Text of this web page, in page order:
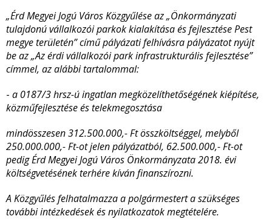
„Érd Megyei Jogú Város Közgyűlése az „Önkormányzati
tulajdonú vállalkozói parkok kialakítása és fejlesztése Pest
megye területén” című pályázati felhívásra pályázatot nyújt
be az „Az érdi vállalkozói park infrastrukturális fejlesztése”
címmel, az alábbi tartalommal:
- a 0187/3 hrsz-ú ingatlan megközelíthetőségének kiépítése,
közműfejlesztése és telekmegosztása
mindösszesen 312.500.000,- Ft összköltséggel, melyből
250.000.000,- Ft-ot jelen pályázatból, 62.500.000,- Ft-ot
pedig Érd Megyei Jogú Város Önkormányzata 2018. évi
költségvetésének terhére kíván finanszírozni.
A Közgyűlés felhatalmazza a polgármestert a szükséges
további intézkedések és nyilatkozatok megtételére.